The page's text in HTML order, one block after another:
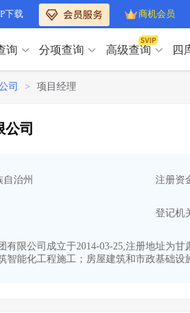
下载 商机会员
人员>
诚信 >
合查询
路库专查>
宏观经济>
商机会员
询 分项查询 高级查询 四
诚信>
下浮率>
宏观经济 >
政策规划 >
司 > 项目经理
司
治州 注册资
登记机
有限公司成立于2014-03-25,注册地址为
智能化工程施工；房屋建筑和市政基础